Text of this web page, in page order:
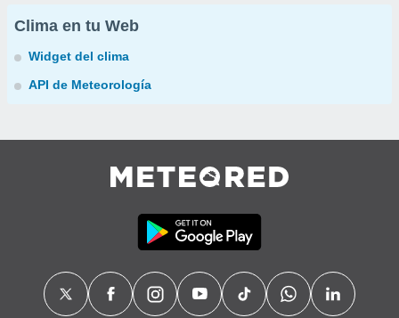
Clima en tu Web
Widget del clima
API de Meteorología